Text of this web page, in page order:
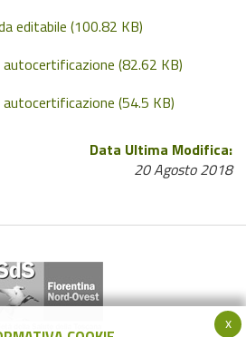
editabile (100.82 KB)
(82.62 KB)
(54.5 KB)
Data Ultima Modifica:
20 Agosto 2018
x